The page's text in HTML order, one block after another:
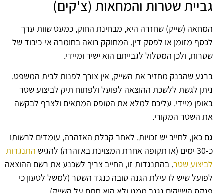
גביית שטרות והמחאות (צ'קים)
המחאה (שייק) שחזרה היא, מבחינת החוק, כמעט שוות ערך
לכסף מזומן או לפסק דין. המחוקק רואה בחומרה אי-כיבוד של
שטרות, ולכן המסלול לגבייתם הוא ישיר ומיידי.
ברגע שהבנק מחזיר את השייק, אין צורך לפנות לבית המשפט.
ניתן לגשת ללשכת ההוצאה לפועל ולפתוח תיק לביצוע שטר
באופן מיידי. עליכם למלא את הטופס המתאים ולצרף לבקשה
את השטר המקורי.
גם כאן, לחייב יש זכויות. לאחר קבלת האזהרה, עומדים לרשותו
כ-30 ימים (או תקופה אחרת המצוינת באזהרה) להגיש
התנגדות
לביצוע שטר. בהתנגדות זו, החייב צריך לשכנע את רשם ההוצאה
לפועל שיש לו עילת הגנה טובה כנגד השטר (למשל לטעון כי